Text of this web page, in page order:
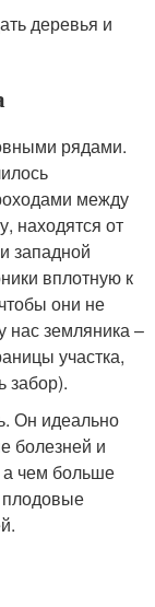
деревья и
рядами.
между
находятся от
западной
вплотную к
они не
нас земляника –
участка,
забор).
Он идеально
болезней и
а чем больше
плодовые